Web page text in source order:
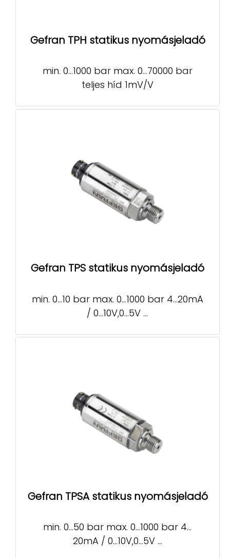
Gefran TPH statikus nyomásjeladó
min. 0…1000 bar max. 0…70000 bar
teljes híd 1mV/V
Gefran TPS statikus nyomásjeladó
min. 0…10 bar max. 0…1000 bar 4…20mA
/ 0…10V,0…5V ...
Gefran TPSA statikus nyomásjeladó
min. 0…50 bar max. 0…1000 bar 4…
20mA / 0…10V,0…5V ...